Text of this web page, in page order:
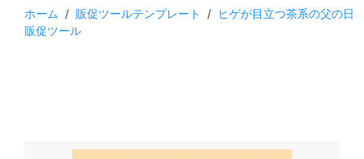
ホーム / 販促ツールテンプレート / ヒゲが目立つ茶系の父の日
販促ツール